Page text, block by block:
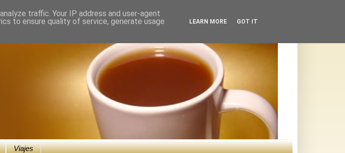
Viajes
traffic. Your IP address and user-agent
to ensure quality of service, generate usage
LEARN MORE GOT IT